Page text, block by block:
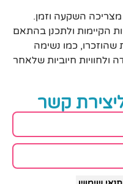
השקעה וזמן.
הקיימות ולתכנן בהתאם
שהוזכרו, כמו נשימה
ולחוויות חיוביות שלאחר
קשר